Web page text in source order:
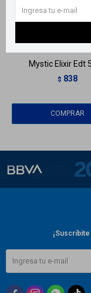
Mystic Elixir Edt
$ 838